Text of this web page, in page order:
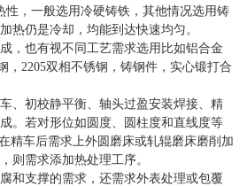
性，一般选用冷硬铸铁，其他情况选用铸
热仍是冷却，均能到达快速均匀。
，也有视不同工艺需求选用比如铝合金
，2205双相不锈钢，铸钢件，实心锻打合
、初校静平衡、轴头过盈安装焊接、精
。若对形位如圆度、圆柱度和直线度等
精车后需求上外圆磨床或轧辊磨床磨削加
则需求添加热处理工序。
和支撑的需求，还需求外表处理或包覆